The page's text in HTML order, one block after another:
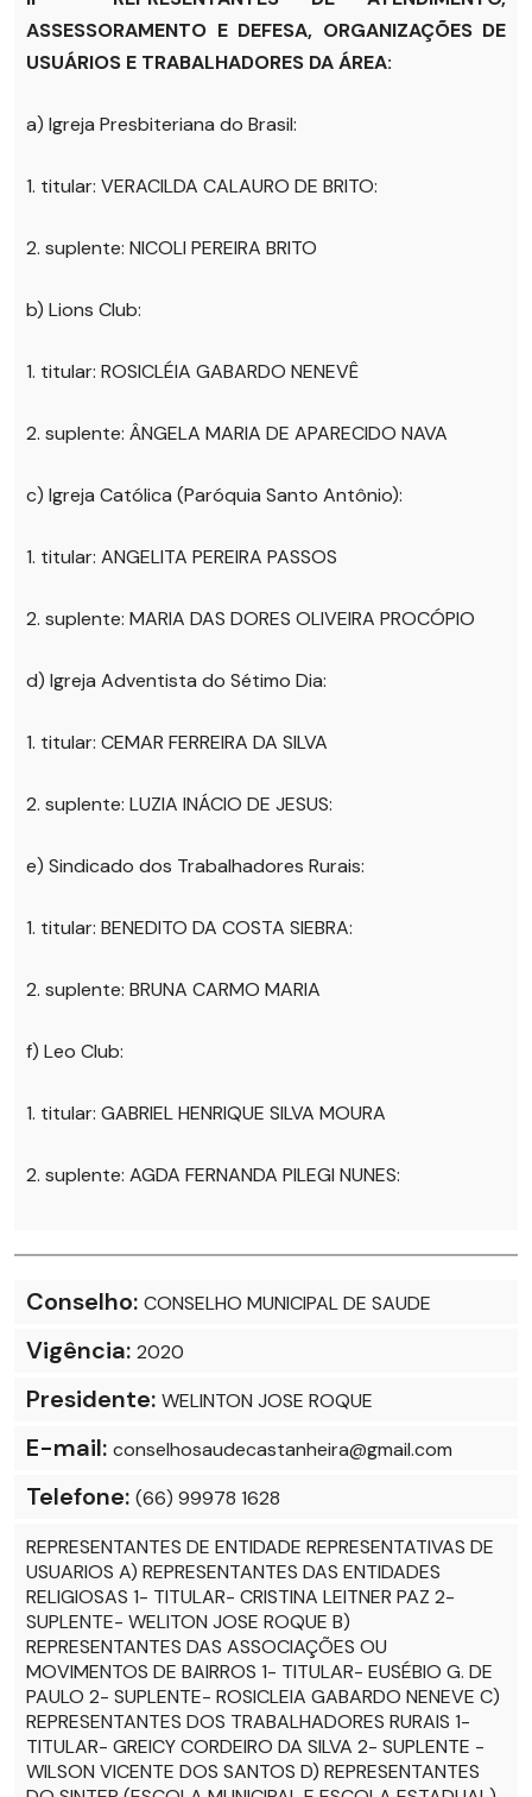
ASSESSORAMENTO E DEFESA, ORGANIZAÇÕES DE
USUÁRIOS E TRABALHADORES DA ÁREA:
a) Igreja Presbiteriana do Brasil:
1. titular: VERACILDA CALAURO DE BRITO:
2. suplente: NICOLI PEREIRA BRITO
b) Lions Club:
1. titular: ROSICLÉIA GABARDO NENEVÊ
2. suplente: ÂNGELA MARIA DE APARECIDO NAVA
c) Igreja Católica (Paróquia Santo Antônio):
1. titular: ANGELITA PEREIRA PASSOS
2. suplente: MARIA DAS DORES OLIVEIRA PROCÓPIO
d) Igreja Adventista do Sétimo Dia:
1. titular: CEMAR FERREIRA DA SILVA
2. suplente: LUZIA INÁCIO DE JESUS:
e) Sindicado dos Trabalhadores Rurais:
1. titular: BENEDITO DA COSTA SIEBRA:
2. suplente: BRUNA CARMO MARIA
f) Leo Club:
1. titular: GABRIEL HENRIQUE SILVA MOURA
2. suplente: AGDA FERNANDA PILEGI NUNES:
Conselho: CONSELHO MUNICIPAL DE SAUDE
Vigência: 2020
Presidente: WELINTON JOSE ROQUE
E-mail: conselhosaudecastanheira@gmail.com
Telefone: (66) 99978 1628
REPRESENTANTES DE ENTIDADE REPRESENTATIVAS DE
USUARIOS A) REPRESENTANTES DAS ENTIDADES
RELIGIOSAS 1- TITULAR- CRISTINA LEITNER PAZ 2-
SUPLENTE- WELITON JOSE ROQUE B)
REPRESENTANTES DAS ASSOCIAÇÕES OU
MOVIMENTOS DE BAIRROS 1- TITULAR- EUSÉBIO G. DE
PAULO 2- SUPLENTE- ROSICLEIA GABARDO NENEVE C)
REPRESENTANTES DOS TRABALHADORES RURAIS 1-
TITULAR- GREICY CORDEIRO DA SILVA 2- SUPLENTE -
WILSON VICENTE DOS SANTOS D) REPRESENTANTES